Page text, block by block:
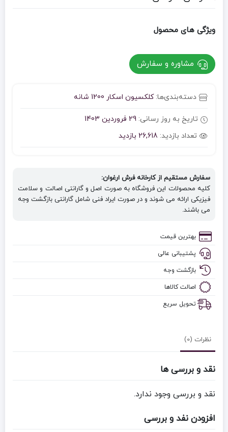
ویژگی های محصول
مشاوره و سفارش
دسته‌بندی‌ها:کلکسیون اسکار 1200 شانه
تاریخ به روز رسانی: 29 فروردین 1403
تعداد بازدید: 26,618 بازدید
سفارش مستقیم از کارخانه فرش ارغوان:
کلیه محصولات این فروشگاه به صورت اصل و گارانتی اصالت و سلامت
فیزیکی ارائه می شوند و در صورت ایراد فنی شامل گارانتی بازگشت وجه
می باشند.
بهترین قیمت
پشتیبانی عالی
بازگشت وجه
اصالت کالاها
تحویل سریع
نظرات (0)
نقد و بررسی ها
نقد و بررسی وجود ندارد.
افزودن نفد و بررسی